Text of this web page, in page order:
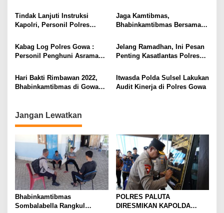
Tindak Lanjuti Instruksi
Kapolri, Personil Polres
Minyak Goreng
Jaga Kamtibmas,
Bhabinkamtibmas Bersama
Kabag Log Polres Gowa :
Personil Penghuni Asrama
Jelang Ramadhan, Ini Pesan
Penting Kasatlantas Polres
Hari Bakti Rimbawan 2022,
Bhabinkamtibmas di Gowa
Itwasda Polda Sulsel Lakukan
Audit Kinerja di Polres Gowa
Jangan Lewatkan
Bhabinkamtibmas
Sombalabella Rangkul
POLRES PALUTA
DIRESMIKAN KAPOLDA